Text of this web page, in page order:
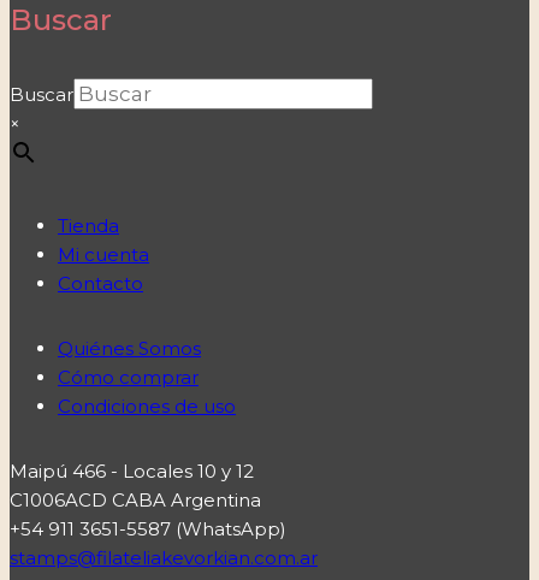
Buscar
Buscar
×
Tienda
Mi cuenta
Contacto
Quiénes Somos
Cómo comprar
Condiciones de uso
Maipú 466 - Locales 10 y 12
C1006ACD CABA Argentina
+54 911 3651-5587 (WhatsApp)
stamps@filateliakevorkian.com.ar